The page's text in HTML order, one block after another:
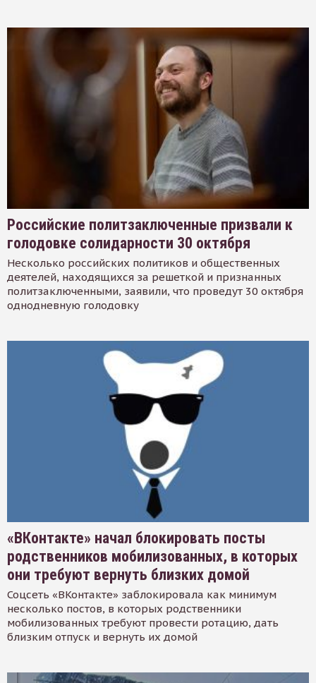
Российские политзаключенные призвали к
голодовке солидарности 30 октября
Несколько российских политиков и общественных
деятелей, находящихся за решеткой и признанных
политзаключенными, заявили, что проведут 30 октября
однодневную голодовку
«ВКонтакте» начал блокировать посты
родственников мобилизованных, в которых
они требуют вернуть близких домой
Соцсеть «ВКонтакте» заблокировала как минимум
несколько постов, в которых родственники
мобилизованных требуют провести ротацию, дать
близким отпуск и вернуть их домой